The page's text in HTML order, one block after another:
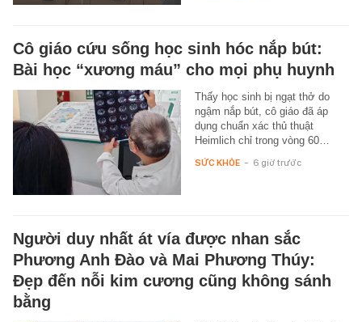
Cô giáo cứu sống học sinh hóc nắp bút:
Bài học “xương máu” cho mọi phụ huynh
Thấy học sinh bị ngạt thở do
ngậm nắp bút, cô giáo đã áp
dụng chuẩn xác thủ thuật
Heimlich chỉ trong vòng 60…
SỨC KHỎE - 6 giờ trước
Người duy nhất át vía được nhan sắc
Phương Anh Đào và Mai Phương Thúy:
Đẹp đến nỗi kim cương cũng không sánh
bằng